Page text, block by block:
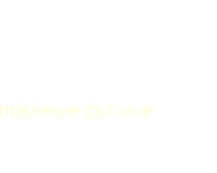
фотозон